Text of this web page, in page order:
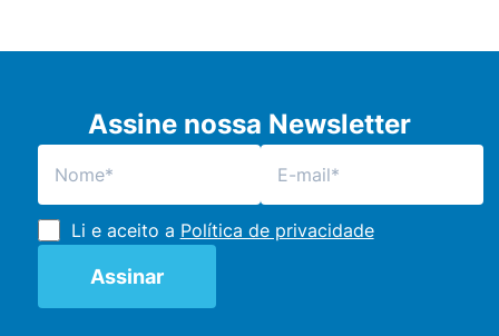
Assine nossa Newsletter
Li e aceito a Política de privacidade